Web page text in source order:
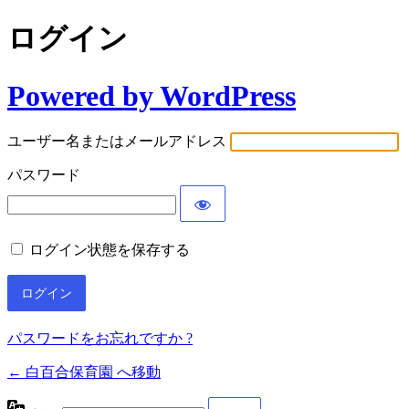
ログイン
Powered by WordPress
ユーザー名またはメールアドレス
パスワード
ログイン状態を保存する
パスワードをお忘れですか ?
← 白百合保育園 へ移動